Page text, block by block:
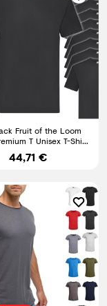
Fruit of the Loom
T Unisex T-Shirt
Qualität NEU
44,71 €